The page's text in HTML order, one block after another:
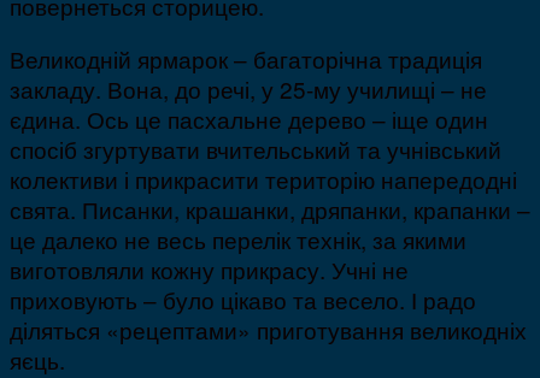
Великодній ярмарок – багаторічна традиція
закладу. Вона, до речі, у 25-му училищі – не
єдина. Ось це пасхальне дерево – іще один
спосіб згуртувати вчительський та учнівський
колективи і прикрасити територію напередодні
свята. Писанки, крашанки, дряпанки, крапанки –
це далеко не весь перелік технік, за якими
виготовляли кожну прикрасу. Учні не
приховують – було цікаво та весело. І радо
діляться «рецептами» приготування великодніх
яєць.